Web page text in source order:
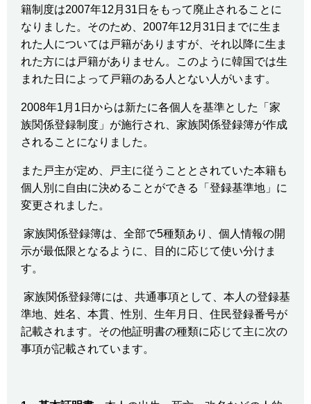
籍制度は2007年12 月 31 日をもって廃止されることに
なりました。そのため、 2007年12 月 31 日までに生ま
れた人については戸籍がありますが、それ以降に生ま
れた方には戸籍がありません。このように韓国では生
まれた日によって戸籍のある人とない人がいます。
2008年1 月 1 日からは新たに各個人を基準とした「家
族関係登録制度」が施行され、家族関係登録簿が作成
されることになりました。
また戸主が定め、戸主に従うこととされていた本籍も
個人別に自由に決めることができる「登録基準地」に
変更されました。
家族関係登録簿は、全部で5種類あり、個人情報の開
示が最低限となるように、目的に応じて使い分けま
す。
家族関係登録簿には、共通事項として、本人の登録基
準地、姓名、本貫、性別、生年月日、住民登録番号が
記載されます。その他証明書の種類に応じて主に次の
事項が記載されています。